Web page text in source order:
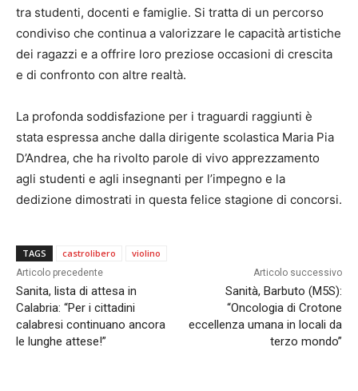
tra studenti, docenti e famiglie. Si tratta di un percorso
condiviso che continua a valorizzare le capacità artistiche
dei ragazzi e a offrire loro preziose occasioni di crescita
e di confronto con altre realtà.
La profonda soddisfazione per i traguardi raggiunti è
stata espressa anche dalla dirigente scolastica Maria Pia
D’Andrea, che ha rivolto parole di vivo apprezzamento
agli studenti e agli insegnanti per l’impegno e la
dedizione dimostrati in questa felice stagione di concorsi.
TAGS castrolibero violino
Articolo precedente
Sanita, lista di attesa in
Calabria: “Per i cittadini
calabresi continuano ancora
le lunghe attese!”
Articolo successivo
Sanità, Barbuto (M5S):
“Oncologia di Crotone
eccellenza umana in locali da
terzo mondo”